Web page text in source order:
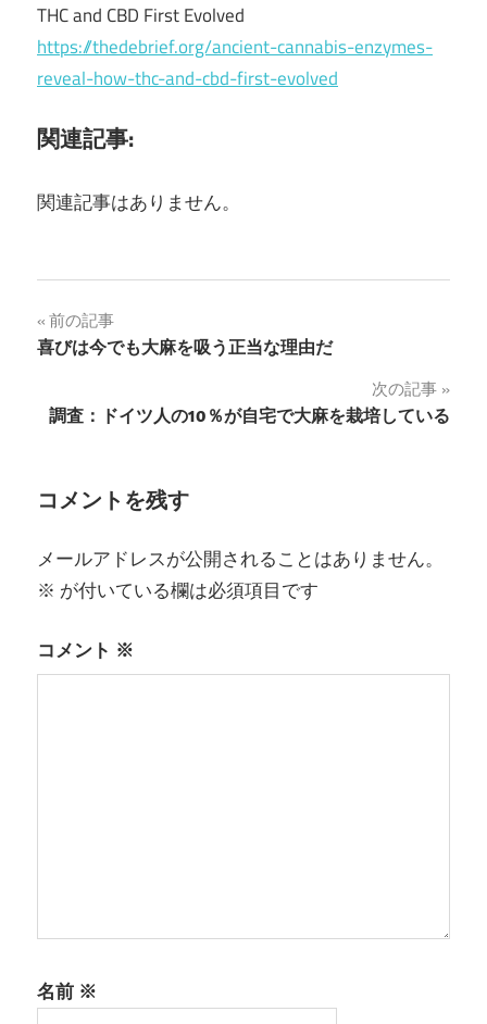
THC and CBD First Evolved
https://thedebrief.org/ancient-cannabis-enzymes-
reveal-how-thc-and-cbd-first-evolved
関連記事:
関連記事はありません。
投
稿
ナ
ゲ
シ
ン
前の記事
喜びは今でも大麻を吸う正当な理由だ
次の記事
調査：ドイツ人の10％が自宅で大麻を栽培している
コメントを残す
メールアドレスが公開されることはありません。
※ が付いている欄は必須項目です
コメント ※
名前 ※